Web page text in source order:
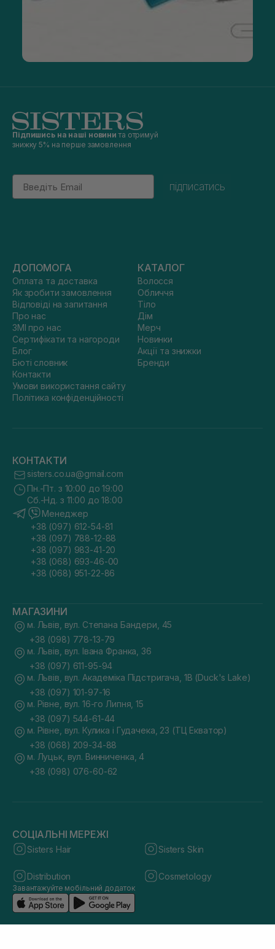
Підпишись на наші новини та отримуй
знижку 5% на перше замовлення
Email
підписатись
ДОПОМОГА
Оплата та доставка
Як зробити замовлення
Відповіді на запитання
Про нас
ЗМІ про нас
Сертифікати та нагороди
Блог
Бюті словник
Контакти
Умови використання сайту
Політика конфіденційності
КАТАЛОГ
Волосся
Обличчя
Тіло
Дім
Мерч
Новинки
Акції та знижки
Бренди
КОНТАКТИ
sisters.co.ua@gmail.com
Пн.-Пт. з 10:00 до 19:00
Сб.-Нд. з 11:00 до 18:00
Менеджер
+38 (097) 612-54-81
+38 (097) 788-12-88
+38 (097) 983-41-20
+38 (068) 693-46-00
+38 (068) 951-22-86
МАГАЗИНИ
м. Львів, вул. Степана Бандери, 45
+38 (098) 778-13-79
м. Львів, вул. Івана Франка, 36
+38 (097) 611-95-94
м. Львів, вул. Академіка Підстригача, 1В (Duck's Lake)
+38 (097) 101-97-16
м. Рівне, вул. 16-го Липня, 15
+38 (097) 544-61-44
м. Рівне, вул. Кулика і Гудачека, 23 (ТЦ Екватор)
+38 (068) 209-34-88
м. Луцьк, вул. Винниченка, 4
+38 (098) 076-60-62
СОЦІАЛЬНІ МЕРЕЖІ
Sisters Hair Sisters Skin
Distribution Cosmetology
Завантажуйте мобільний додаток